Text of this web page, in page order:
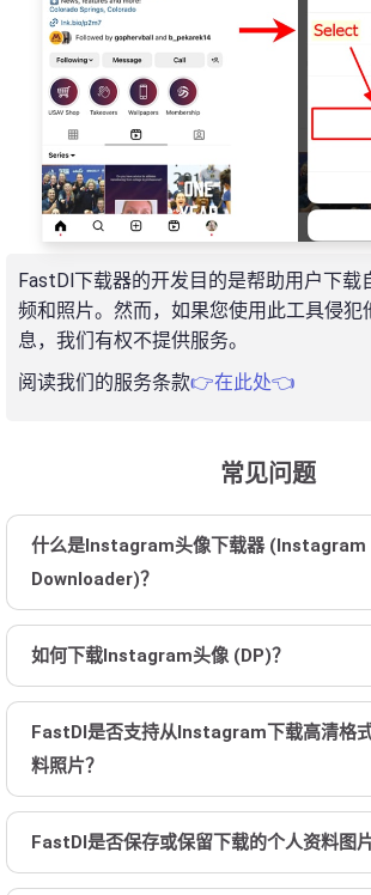
FastDl下载器的开发目的是帮助用户下载
频和照片。然而，如果您使用此工具侵犯
息，我们有权不提供服务。
阅读我们的服务条款👉在此处👈
常见问题
什么是Instagram头像下载器 (Instagram
Downloader)？
如何下载Instagram头像 (DP)？
FastDl是否支持从Instagram下载高清格
料照片？
FastDl是否保存或保留下载的个人资料图